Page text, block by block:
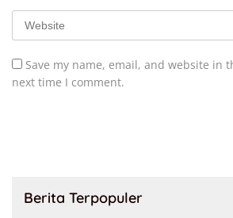
Save my name, email, and website in
next time I comment.
Berita Terpopuler